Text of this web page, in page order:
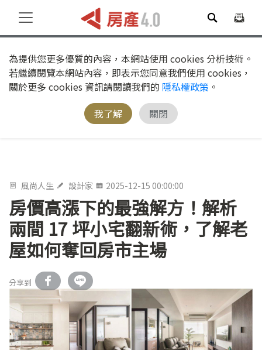
為提供您更多優質的內容，本網站使用 cookies 分析技術。
若繼續閱覽本網站內容，即表示您同意我們使用 cookies，
關於更多 cookies 資訊請閱讀我們的 隱私權政策 。
我了解
關閉
風尚人生 設計家 2025-12-15 00:00:00
房價高漲下的最強解方！解析
兩間 17 坪小宅翻新術，了解老
屋如何奪回房市主場
分享到